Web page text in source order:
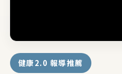
健康2.0 報導推薦